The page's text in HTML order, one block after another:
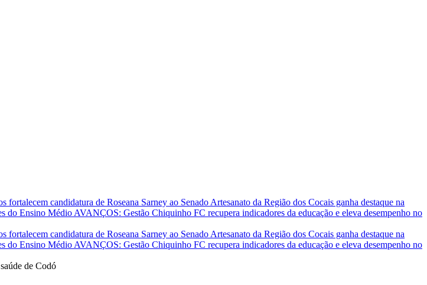
fortalecem candidatura de Roseana Sarney ao Senado Artesanato da Região dos Cocais ganha destaque na
do Ensino Médio AVANÇOS: Gestão Chiquinho FC recupera indicadores da educação e eleva desempenho no
fortalecem candidatura de Roseana Sarney ao Senado Artesanato da Região dos Cocais ganha destaque na
do Ensino Médio AVANÇOS: Gestão Chiquinho FC recupera indicadores da educação e eleva desempenho no
de Codó